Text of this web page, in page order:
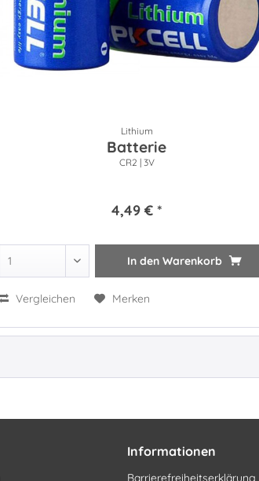
Lithium
Batterie
CR2 | 3V
4,49 € *
In den Warenkorb
Vergleichen Merken
Informationen
Barrierefreiheitserklärung